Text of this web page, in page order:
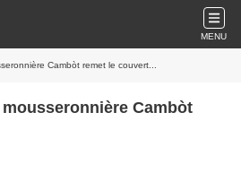
MENU
Cambòt remet le couvert...
mousseronnière Cambòt